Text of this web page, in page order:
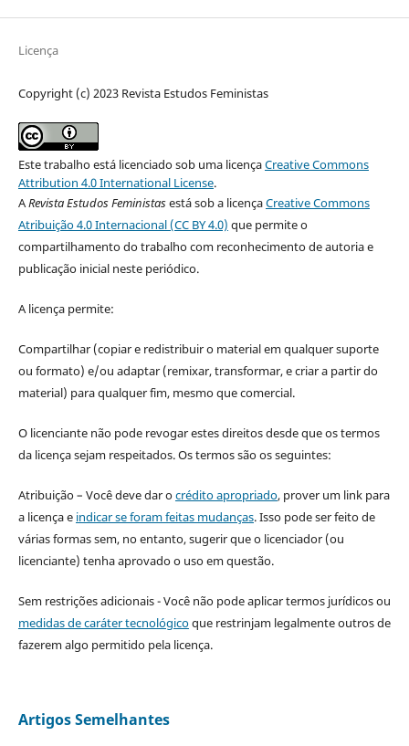
Licença
Copyright (c) 2023 Revista Estudos Feministas
Este trabalho está licenciado sob uma licençaCreative Commons
Attribution 4.0 International License.
ARevista Estudos Feministasestá sob a licençaCreative Commons
Atribuição 4.0 Internacional (CC BY 4.0) que permite o
compartilhamento do trabalho com reconhecimento de autoria e
publicação inicial neste periódico.
A licença permite:
Compartilhar (copiar e redistribuir o material em qualquer suporte
ou formato) e/ou adaptar (remixar, transformar, e criar a partir do
material) para qualquer fim, mesmo que comercial.
O licenciante não pode revogar estes direitos desde que os termos
da licença sejam respeitados. Os termos são os seguintes:
Atribuição – Você deve dar ocrédito apropriado, prover um link para
a licença e indicar se foram feitas mudanças. Isso pode ser feito de
várias formas sem, no entanto, sugerir que o licenciador (ou
licenciante) tenha aprovado o uso em questão.
Sem restrições adicionais - Você não pode aplicar termos jurídicos ou
medidas de caráter tecnológicoque restrinjam legalmente outros de
fazerem algo permitido pela licença.
Artigos Semelhantes